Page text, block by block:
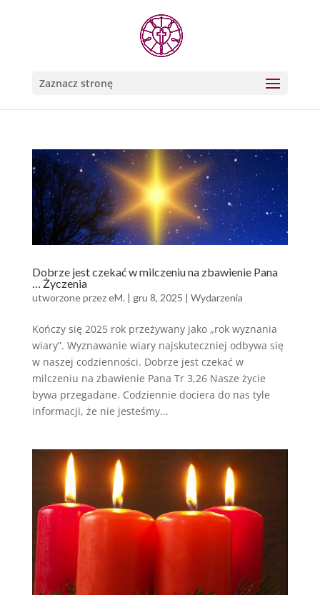
Zaznacz stronę
Dobrze jest czekać w milczeniu na zbawienie Pana
… Życzenia
utworzone przezeM. | gru 8, 2025 | Wydarzenia
Kończy się 2025 rok przeżywany jako „rok wyznania
wiary”. Wyznawanie wiary najskuteczniej odbywa się
w naszej codzienności. Dobrze jest czekać w
milczeniu na zbawienie Pana Tr 3,26 Nasze życie
bywa przegadane. Codziennie dociera do nas tyle
informacji, że nie jesteśmy...